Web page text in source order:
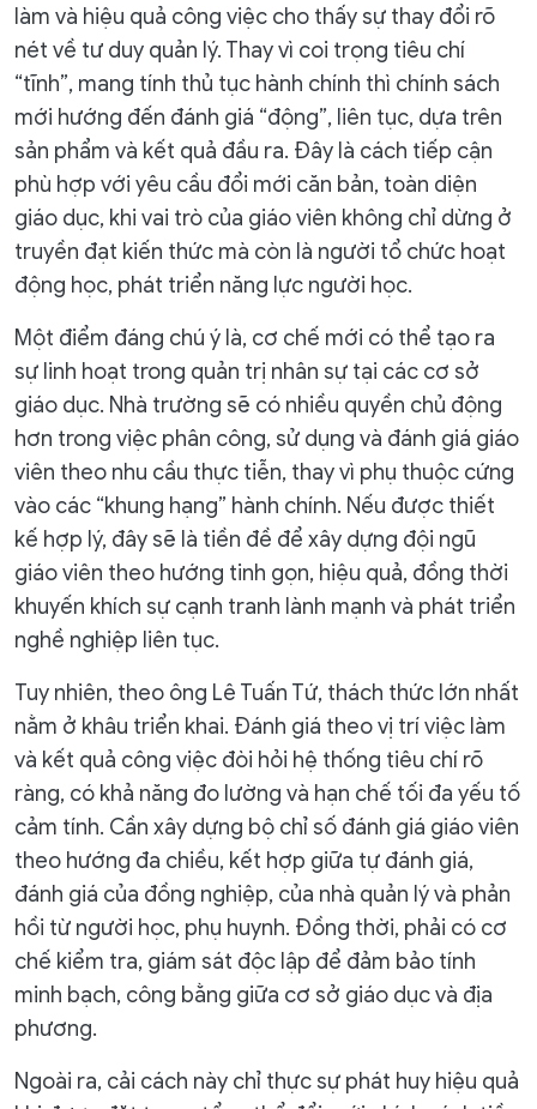
làm và hiệu quả công việc cho thấy sự thay đổi rõ
nét về tư duy quản lý. Thay vì coi trọng tiêu chí
“tĩnh”, mang tính thủ tục hành chính thì chính sách
mới hướng đến đánh giá “động”, liên tục, dựa trên
sản phẩm và kết quả đầu ra. Đây là cách tiếp cận
phù hợp với yêu cầu đổi mới căn bản, toàn diện
giáo dục, khi vai trò của giáo viên không chỉ dừng ở
truyền đạt kiến thức mà còn là người tổ chức hoạt
động học, phát triển năng lực người học.
Một điểm đáng chú ý là, cơ chế mới có thể tạo ra
sự linh hoạt trong quản trị nhân sự tại các cơ sở
giáo dục. Nhà trường sẽ có nhiều quyền chủ động
hơn trong việc phân công, sử dụng và đánh giá giáo
viên theo nhu cầu thực tiễn, thay vì phụ thuộc cứng
vào các “khung hạng” hành chính. Nếu được thiết
kế hợp lý, đây sẽ là tiền đề để xây dựng đội ngũ
giáo viên theo hướng tinh gọn, hiệu quả, đồng thời
khuyến khích sự cạnh tranh lành mạnh và phát triển
nghề nghiệp liên tục.
Tuy nhiên, theo ông Lê Tuấn Tứ, thách thức lớn nhất
nằm ở khâu triển khai. Đánh giá theo vị trí việc làm
và kết quả công việc đòi hỏi hệ thống tiêu chí rõ
ràng, có khả năng đo lường và hạn chế tối đa yếu tố
cảm tính. Cần xây dựng bộ chỉ số đánh giá giáo viên
theo hướng đa chiều, kết hợp giữa tự đánh giá,
đánh giá của đồng nghiệp, của nhà quản lý và phản
hồi từ người học, phụ huynh. Đồng thời, phải có cơ
chế kiểm tra, giám sát độc lập để đảm bảo tính
minh bạch, công bằng giữa cơ sở giáo dục và địa
phương.
Ngoài ra, cải cách này chỉ thực sự phát huy hiệu quả